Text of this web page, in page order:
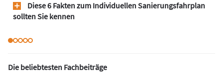
Diese 6 Fakten zum Individuellen Sanierungsfahrplan
sollten Sie kennen
Die beliebtesten Fachbeiträge